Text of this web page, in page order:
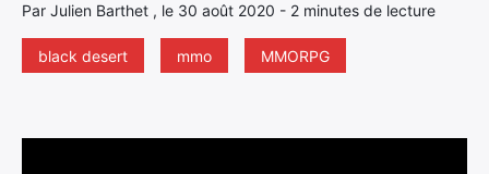
Par Julien Barthet , le 30 août 2020 - 2 minutes de lecture
black desert mmo MMORPG